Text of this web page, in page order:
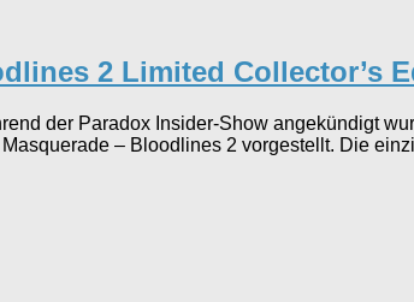
2 Limited Collector’s
der Paradox Insider-Show angekündigt
– Bloodlines 2 vorgestellt. Die